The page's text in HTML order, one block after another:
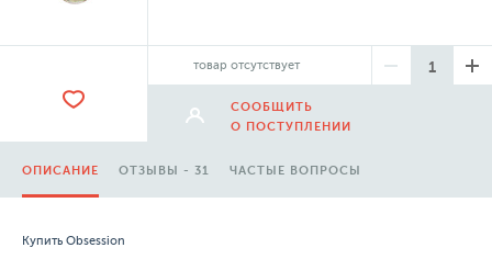
товар отсутствует
СООБЩИТЬ
О ПОСТУПЛЕНИИ
ОПИСАНИЕ ОТЗЫВЫ - 31 ЧАСТЫЕ ВОПРОСЫ
Купить Obsession